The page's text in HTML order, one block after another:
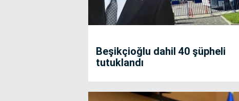
Beşikçioğlu dahil 40 şüpheli
tutuklandı